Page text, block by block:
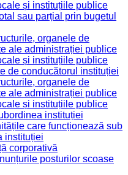
și instituțiile publice
sau parțial prin bugetul
organele de
ale administrației publice
și instituțiile publice
de conducătorul instituției
organele de
ale administrației publice
și instituțiile publice
instituției
care funcționează sub
instituției
corporativă
posturilor scoase